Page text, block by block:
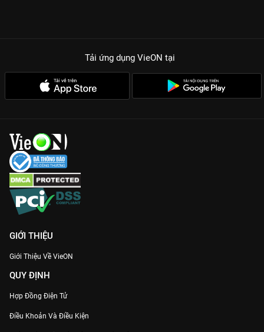
Tải ứng dụng VieON tại
GIỚI THIỆU
Giới Thiệu Về VieON
QUY ĐỊNH
Hợp Đồng Điện Tử
Điều Khoản Và Điều Kiện